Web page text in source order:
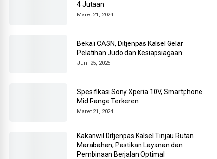
4 Jutaan
Maret 21, 2024
Bekali CASN, Ditjenpas Kalsel Gelar
Pelatihan Judo dan Kesiapsiagaan
Juni 25, 2025
Spesifikasi Sony Xperia 10V, Smartphone
Mid Range Terkeren
Maret 21, 2024
Kakanwil Ditjenpas Kalsel Tinjau Rutan
Marabahan, Pastikan Layanan dan
Pembinaan Berjalan Optimal